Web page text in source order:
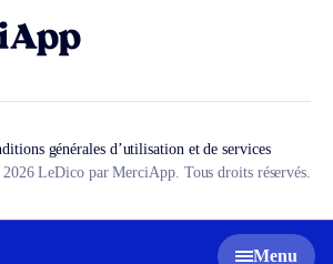
Menu
générales d’utilisation et de services
LeDico par MerciApp. Tous droits réservés.